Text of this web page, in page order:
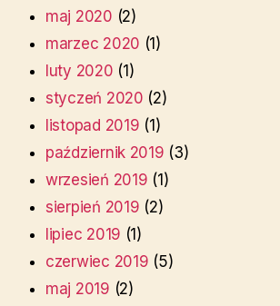
maj 2020 (2)
marzec 2020 (1)
luty 2020 (1)
styczeń 2020 (2)
listopad 2019 (1)
październik 2019 (3)
wrzesień 2019 (1)
sierpień 2019 (2)
lipiec 2019 (1)
czerwiec 2019 (5)
maj 2019 (2)